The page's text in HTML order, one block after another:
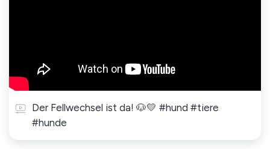
Der Fellwechsel ist da! 🐶💛 #hund #tiere
#hunde